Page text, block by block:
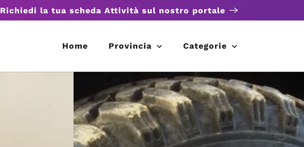
Richiedi la tua scheda Attività sul nostro portale
Home Provincia Categorie